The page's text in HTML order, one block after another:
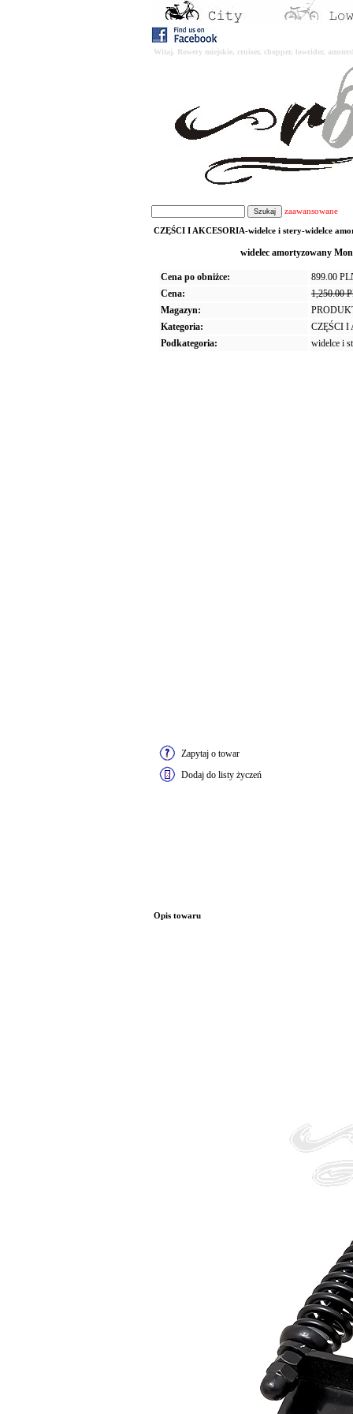
Witaj. Rowery miejskie, cruiser, chopper, lowrider,
zaawansowane
CZĘŚCI I AKCESORIA-widelce i stery-widelce
widelec amortyzowany
Cena po obniżce:
899.00
Cena:
1,250.00
Magazyn:
Kategoria:
CZĘŚCI I
Podkategoria:
widelce i
Zapytaj o towar
Dodaj do listy życzeń
Opis towaru